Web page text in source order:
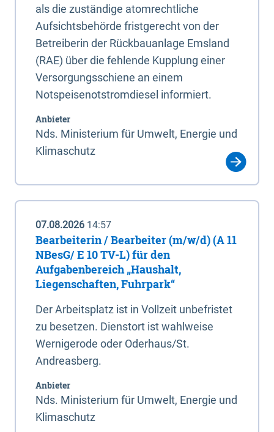
als die zuständige atomrechtliche
Aufsichtsbehörde fristgerecht von der
Betreiberin der Rückbauanlage Emsland
(RAE) über die fehlende Kupplung einer
Versorgungsschiene an einem
Notspeisenotstromdiesel informiert.
Anbieter
Nds. Ministerium für Umwelt, Energie und
Klimaschutz
07.08.2026 14:57
Bearbeiterin / Bearbeiter (m/w/d) (A 11
NBesG/ E 10 TV-L) für den
Aufgabenbereich „Haushalt,
Liegenschaften, Fuhrpark“
Der Arbeitsplatz ist in Vollzeit unbefristet
zu besetzen. Dienstort ist wahlweise
Wernigerode oder Oderhaus/St.
Andreasberg.
Anbieter
Nds. Ministerium für Umwelt, Energie und
Klimaschutz